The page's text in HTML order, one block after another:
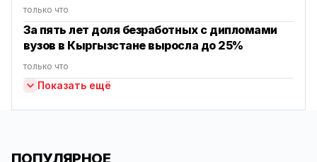
только что
За пять лет доля безработных с дипломами
вузов в Кыргызстане выросла до 25%
только что
Показать ещё